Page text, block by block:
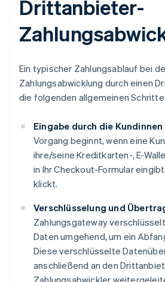
Drittanbieter-
Ein typischer Zahlungsablauf bei
Zahlungsabwicklung durch einen
die folgenden allgemeinen Schritte:
Eingabe durch die
Vorgang beginnt, wenn eine
ihre/seine Kreditkarten-, E-
in Ihr Checkout-Formular
klickt.
Verschlüsselung und
Zahlungsgateway
Daten umgehend, um ein
Diese verschlüsselte
anschließend an den